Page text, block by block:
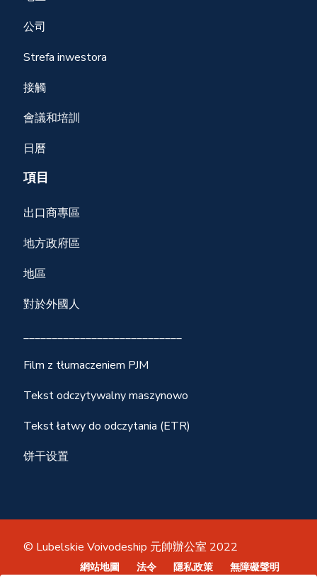
公司
Strefa inwestora
接觸
會議和培訓
日曆
項目
出口商專區
地方政府區
地區
對於外國人
____________________________
Film z tłumaczeniem PJM
Tekst odczytywalny maszynowo
Tekst łatwy do odczytania (ETR)
饼干设置
© Lubelskie Voivodeship 元帥辦公室 2022
網站地圖 法令 隱私政策 無障礙聲明